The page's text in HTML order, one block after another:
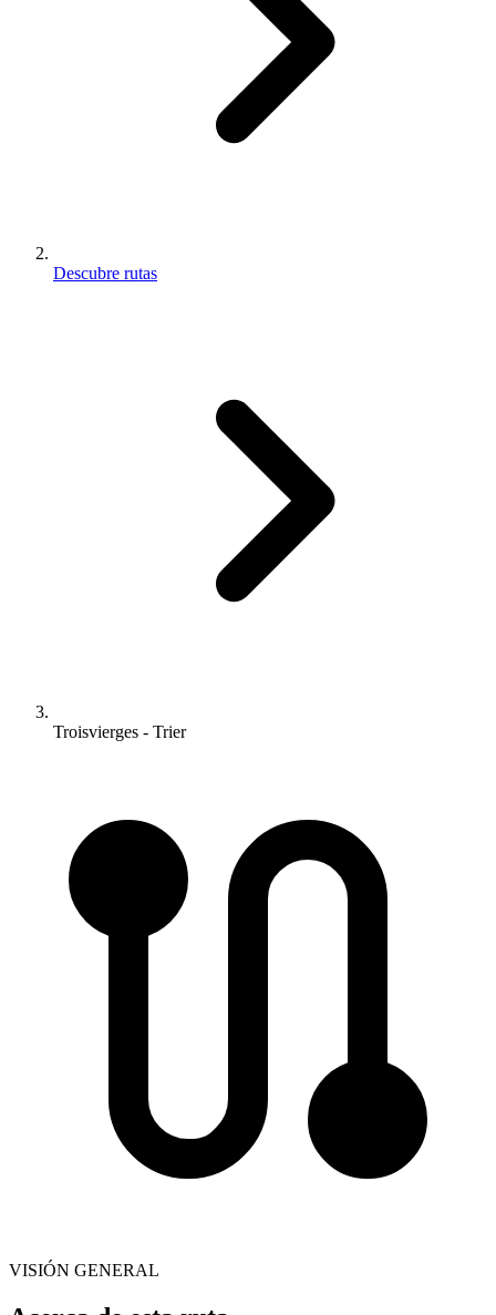
Descubre rutas
Troisvierges - Trier
VISIÓN GENERAL